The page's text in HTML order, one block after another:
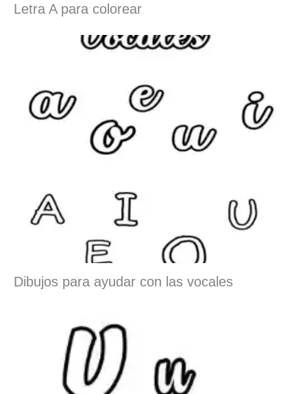
Letra A para colorear
Dibujos para ayudar con las vocales